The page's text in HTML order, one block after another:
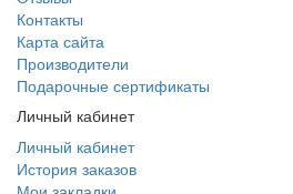
Контакты
Карта сайта
Производители
Подарочные сертификаты
Личный кабинет
Личный кабинет
История заказов